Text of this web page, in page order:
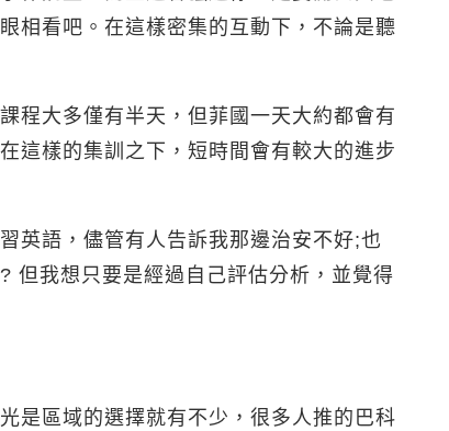
相看吧。在這樣密集的互動下，不論是聽
程大多僅有半天，但菲國一天大約都會有
這樣的集訓之下，短時間會有較大的進步
英語，儘管有人告訴我那邊治安不好;也
但我想只要是經過自己評估分析，並覺得
是區域的選擇就有不少，很多人推的巴科